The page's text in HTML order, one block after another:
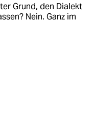
Grund, den Dialekt
Nein. Ganz im